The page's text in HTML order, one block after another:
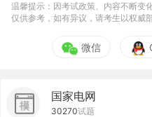
温馨提示：因考试政策、内容不断变
仅供参考，如有异议，请考生以权威
微信
国家电网
30270试题